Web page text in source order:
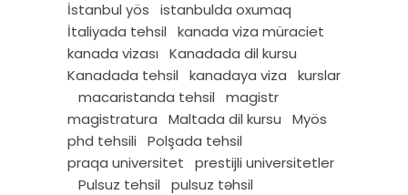
İstanbul yös
istanbulda oxumaq
İtaliyada tehsil
kanada viza müraciet
kanada vizası
Kanadada dil kursu
Kanadada tehsil
kanadaya viza
kurslar
macaristanda tehsil
magistr
magistratura
Maltada dil kursu
Myös
phd tehsili
Polşada tehsil
praqa universitet
prestijli universitetler
Pulsuz tehsil
pulsuz təhsil